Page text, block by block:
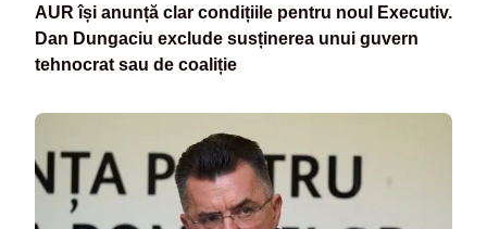
AUR își anunță clar condițiile pentru noul Executiv.
Dan Dungaciu exclude susținerea unui guvern
tehnocrat sau de coaliție